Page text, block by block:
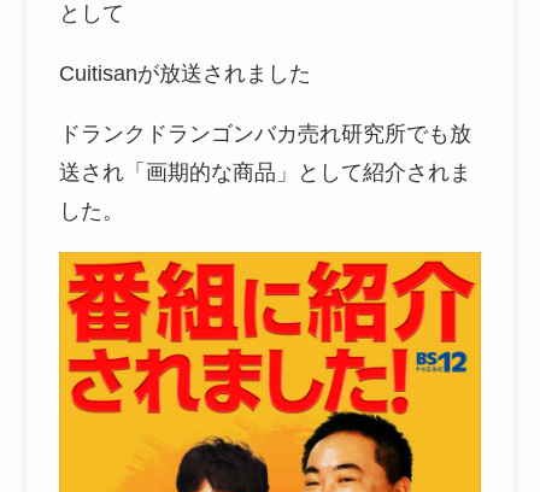
として
Cuitisanが放送されました
ドランクドランゴンバカ売れ研究所でも放
送され「画期的な商品」として紹介されま
した。